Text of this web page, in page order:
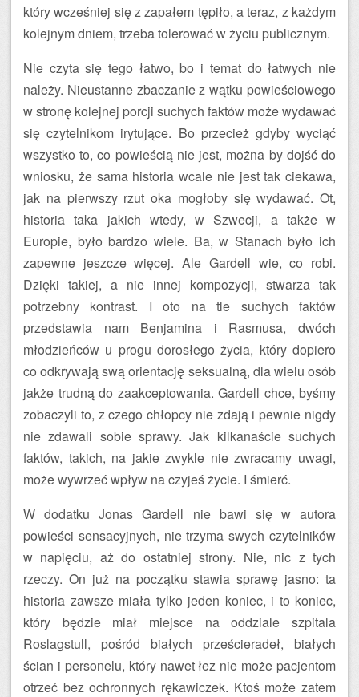
który wcześniej się z zapałem tępiło, a teraz, z każdym
kolejnym dniem, trzeba tolerować w życiu publicznym.
Nie czyta się tego łatwo, bo i temat do łatwych nie
należy. Nieustanne zbaczanie z wątku powieściowego
w stronę kolejnej porcji suchych faktów może wydawać
się czytelnikom irytujące. Bo przecież gdyby wyciąć
wszystko to, co powieścią nie jest, można by dojść do
wniosku, że sama historia wcale nie jest tak ciekawa,
jak na pierwszy rzut oka mogłoby się wydawać. Ot,
historia taka jakich wtedy, w Szwecji, a także w
Europie, było bardzo wiele. Ba, w Stanach było ich
zapewne jeszcze więcej. Ale Gardell wie, co robi.
Dzięki takiej, a nie innej kompozycji, stwarza tak
potrzebny kontrast. I oto na tle suchych faktów
przedstawia nam Benjamina i Rasmusa, dwóch
młodzieńców u progu dorosłego życia, który dopiero
co odkrywają swą orientację seksualną, dla wielu osób
jakże trudną do zaakceptowania. Gardell chce, byśmy
zobaczyli to, z czego chłopcy nie zdają i pewnie nigdy
nie zdawali sobie sprawy. Jak kilkanaście suchych
faktów, takich, na jakie zwykle nie zwracamy uwagi,
może wywrzeć wpływ na czyjeś życie. I śmierć.
W dodatku Jonas Gardell nie bawi się w autora
powieści sensacyjnych, nie trzyma swych czytelników
w napięciu, aż do ostatniej strony. Nie, nic z tych
rzeczy. On już na początku stawia sprawę jasno: ta
historia zawsze miała tylko jeden koniec, i to koniec,
który będzie miał miejsce na oddziale szpitala
Roslagstull, pośród białych prześcieradeł, białych
ścian i personelu, który nawet łez nie może pacjentom
otrzeć bez ochronnych rękawiczek. Ktoś może zatem